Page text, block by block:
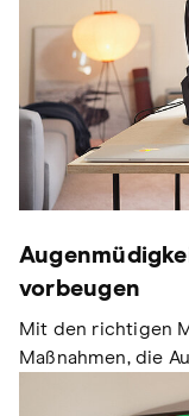
vorbeugen
Mit den richtigen
Maßnahmen, die